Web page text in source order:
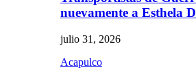
nuevamente a Esthela
julio 31, 2026
Acapulco